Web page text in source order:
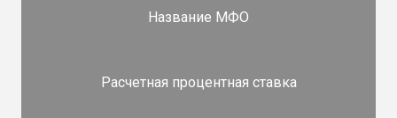
Название МФО
Расчетная процентная ставка